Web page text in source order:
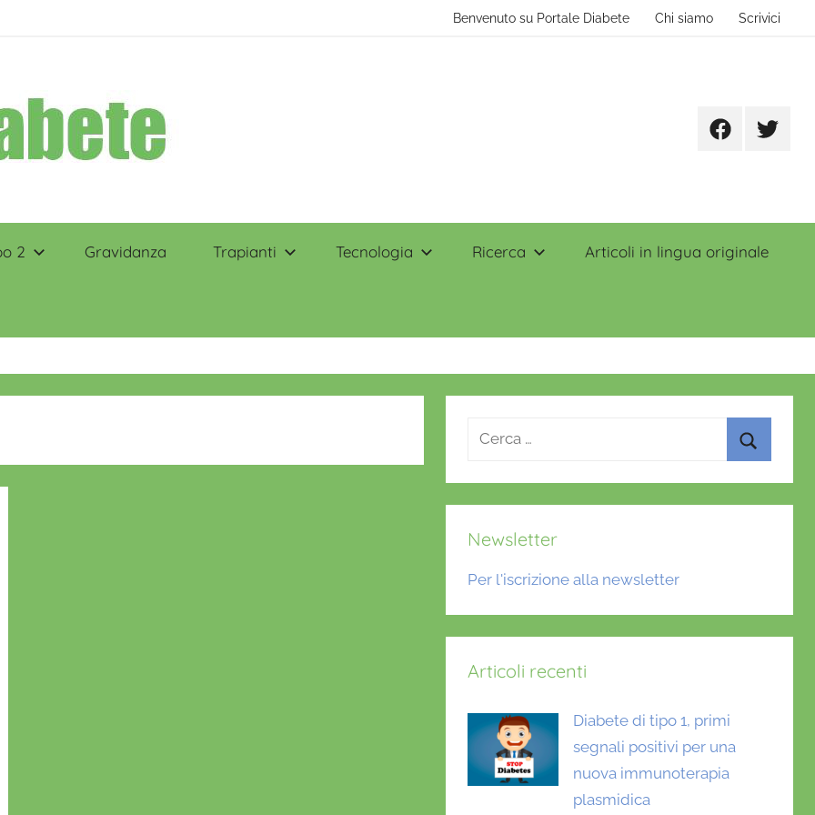
Benvenuto su Portale Diabete Chi siamo Scrivici
FacebookTwitter
2 Gravidanza Trapianti Tecnologia Ricerca Articoli in lingua originale
Ricerca
Newsletter
Per l'iscrizione alla newsletter
Articoli recenti
Diabete di tipo 1, primi
segnali positivi per una
nuova immunoterapia
plasmidica